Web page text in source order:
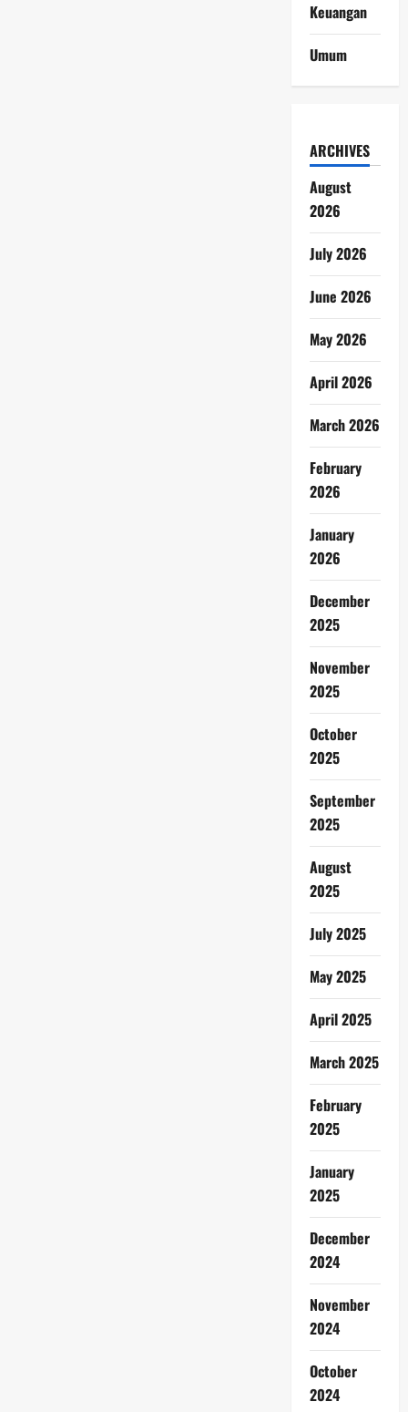
Keuangan
Umum
ARCHIVES
August
2026
July 2026
June 2026
May 2026
April 2026
March 2026
February
2026
January
2026
December
2025
November
2025
October
2025
September
2025
August
2025
July 2025
May 2025
April 2025
March 2025
February
2025
January
2025
December
2024
November
2024
October
2024